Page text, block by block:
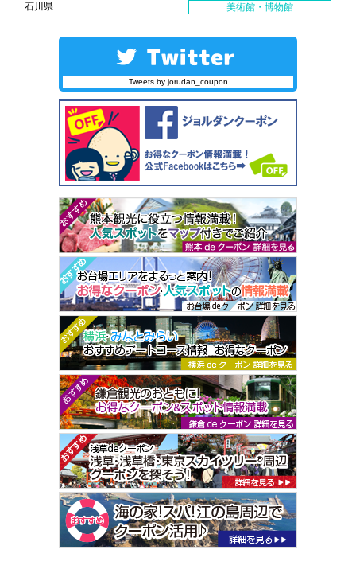
石川県 美術館・博物館
Tweets by jorudan_coupon